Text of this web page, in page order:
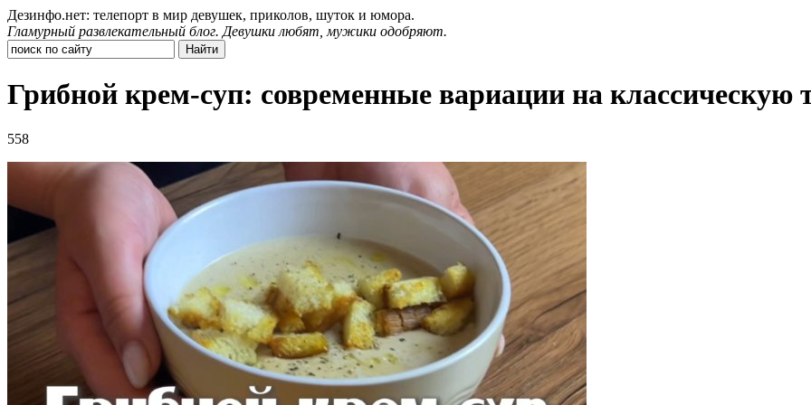
Дезинфо.нет: телепорт в мир девушек, приколов, шуток и юмора.
Гламурный развлекательный блог. Девушки любят, мужики одобряют.
Грибной крем-суп: современные вариации на классическую
558